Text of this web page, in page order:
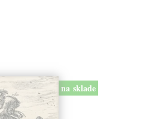
na sklade